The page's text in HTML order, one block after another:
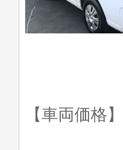
【車両価格】